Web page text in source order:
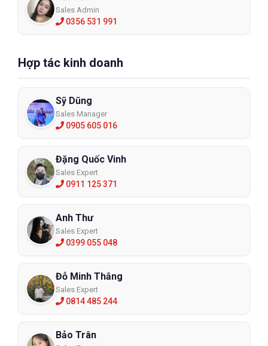
Sales Admin
0356 531 991
Hợp tác kinh doanh
Sỹ Dũng
Sales Manager
0905 605 016
Đặng Quốc Vinh
Sales Expert
0911 125 371
Anh Thư
Sales Expert
0399 055 048
Đỗ Minh Thắng
Sales Expert
0814 485 244
Bảo Trân